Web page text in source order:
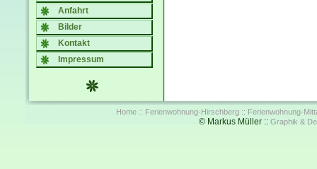
Anfahrt
Bilder
Kontakt
Impressum
Home :: Ferienwohnung-Hirschberg :: Ferienwohnung-
© Markus Müller :: Graphik &